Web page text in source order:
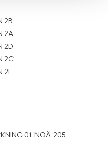
2B
2A
2D
2C
2E
01-NOÄ-205